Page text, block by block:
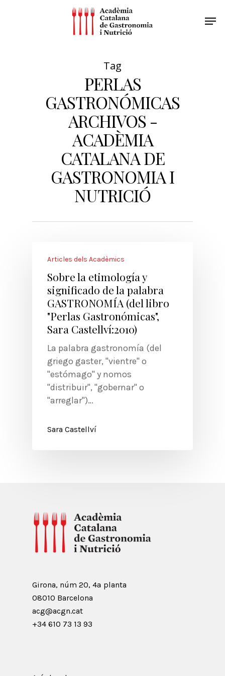
Tag
PERLAS
GASTRONÓMICAS
ARCHIVOS -
ACADÈMIA
CATALANA DE
GASTRONOMIA I
NUTRICIÓ
Articles dels Acadèmics
Sobre la etimología y
significado de la palabra
GASTRONOMÍA (del libro
"Perlas Gastronómicas",
Sara Castellví:2010)
La palabra gastronomía (del
griego gaster, "vientre" o
"estómago" y nomos
"distribuir", "gobernar" o
"arreglar")…
Sara Castellví
Girona, núm 20, 4ª planta
08010 Barcelona
acg@acgn.cat
+34 610 73 13 93